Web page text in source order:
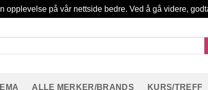
opplevelse på vår nettside bedre. Ved å gå videre,
ALLE MERKER/BRANDS KURS/TREFF